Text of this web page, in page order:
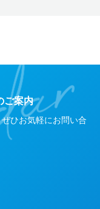
ご案内
ひお気軽にお問い合